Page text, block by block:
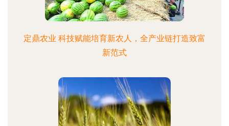
定鼎农业 科技赋能培育新农人，全产业链打造致富
新范式